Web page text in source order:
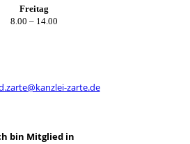
Freitag
8.00 – 14.00
zarte.de
bin Mitglied in